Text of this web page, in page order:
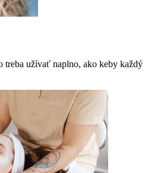
treba užívať naplno, ako keby každý